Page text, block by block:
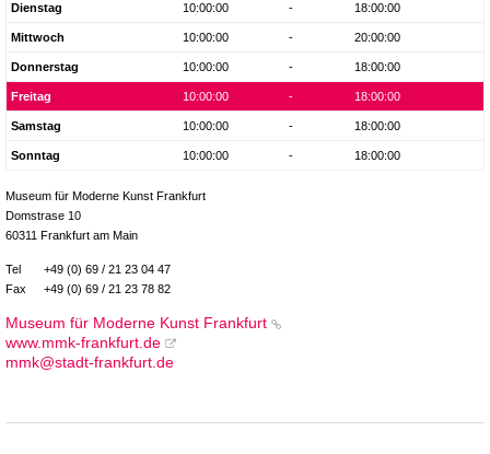
Dienstag 10:00:00 - 18:00:00
Mittwoch 10:00:00 - 20:00:00
Donnerstag 10:00:00 - 18:00:00
Freitag 10:00:00 - 18:00:00
Samstag 10:00:00 - 18:00:00
Sonntag 10:00:00 - 18:00:00
Museum für Moderne Kunst Frankfurt
Domstrase 10
60311 Frankfurt am Main
Tel
+49 (0) 69 / 21 23 04 47
Fax
+49 (0) 69 / 21 23 78 82
Museum für Moderne Kunst Frankfurt
www.mmk-frankfurt.de
mmk@stadt-frankfurt.de